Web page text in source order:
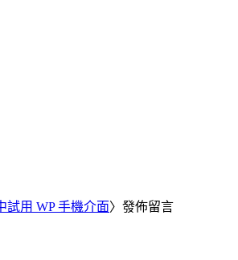
試用 WP 手機介面〉發佈留言